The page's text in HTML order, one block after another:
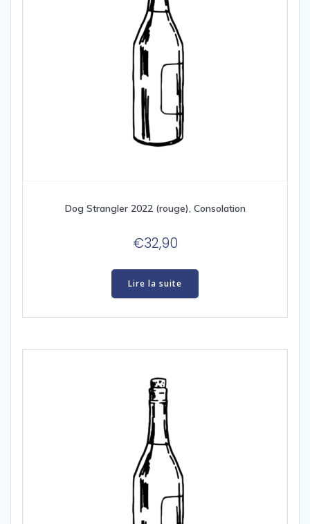
Dog Strangler 2022 (rouge), Consolation
€32,90
Lire la suite